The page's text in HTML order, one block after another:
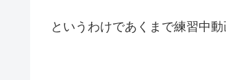
というわけであくまで練習中動